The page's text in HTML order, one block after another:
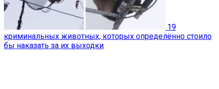
19
криминальных животных, которых определённо стоило
бы наказать за их выходки